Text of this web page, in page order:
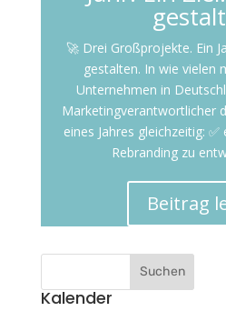
🚀 Drei Großprojekte. Ein
gestalten. In wie vielen
Unternehmen in
Marketingverantwortlicher
eines Jahres gleichzeitig:
Rebranding zu
Beitrag
Kalender